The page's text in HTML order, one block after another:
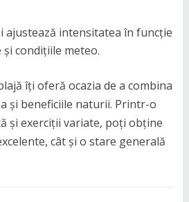
ajustează intensitatea în funcție
condițiile meteo.
îți oferă ocazia de a combina
și beneficiile naturii. Printr-o
și exerciții variate, poți obține
cât și o stare generală